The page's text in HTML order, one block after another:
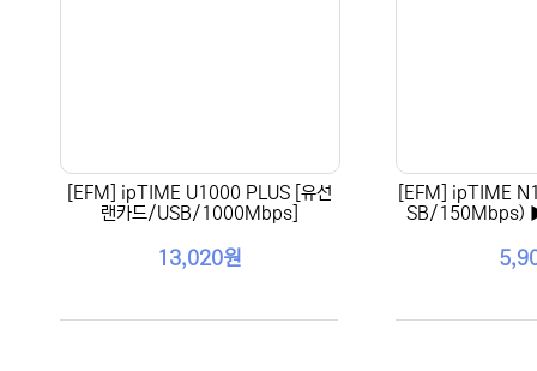
[EFM] ipTIME U1000 PLUS [유선
랜카드/USB/1000Mbps]
13,020원
[EFM] ipTIME
SB/150Mbps)